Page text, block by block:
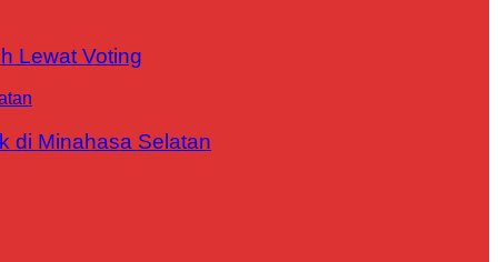
Lewat Voting
di Minahasa Selatan